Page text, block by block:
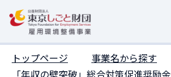
ここがページトップです
トップページ
事業名から探す
「年収の壁突破」総合対策促進奨励金